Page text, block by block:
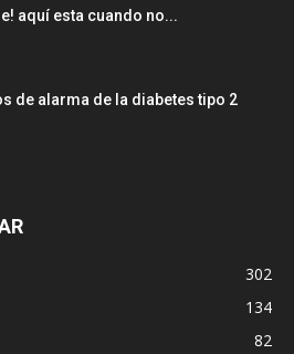
aquí esta cuando no...
de alarma de la diabetes tipo 2
302
134
82